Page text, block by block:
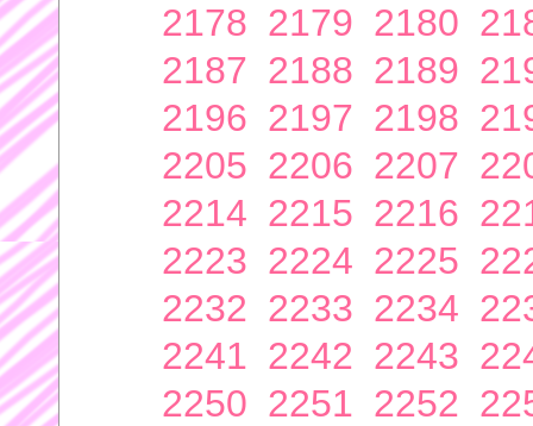
2178 2179 2180
2187 2188 2189
2196 2197 2198
2205 2206 2207
2214 2215 2216
2223 2224 2225
2232 2233 2234
2241 2242 2243
2250 2251 2252